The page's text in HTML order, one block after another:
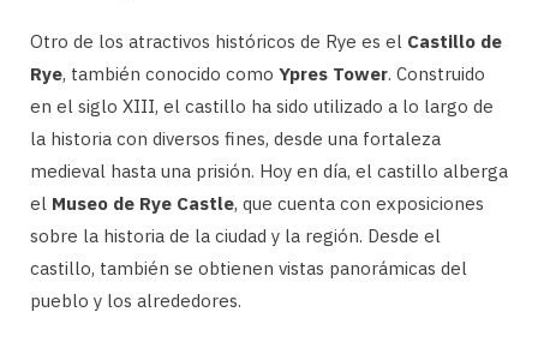
Otro de los atractivos históricos de Rye es el Castillo de
Rye, también conocido como Ypres Tower. Construido
en el siglo XIII, el castillo ha sido utilizado a lo largo de
la historia con diversos fines, desde una fortaleza
medieval hasta una prisión. Hoy en día, el castillo alberga
el Museo de Rye Castle, que cuenta con exposiciones
sobre la historia de la ciudad y la región. Desde el
castillo, también se obtienen vistas panorámicas del
pueblo y los alrededores.